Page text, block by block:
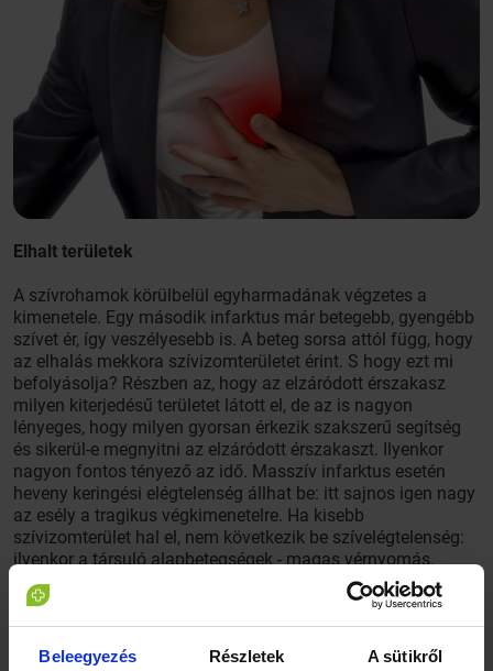
Beleegyezés Részletek A sütikről
Elhalt területek
A szívrohamok körülbelül egyharmadának végzetes a
kimenetele. Egy második infarktus már betegebb, gyengébb
szívet ér, így veszélyesebb is. A beteg sorsa attól függ, hogy
az elhalás mekkora szívizomterületet érint. S hogy ezt mi
befolyásolja? Részben az, hogy az elzáródott érszakasz
milyen kiterjedésű területet látott el, de az is nagyon
lényeges, hogy milyen gyorsan érkezik szakszerű segítség
és sikerül-e megnyitni az elzáródott érszakaszt. Ilyenkor
nagyon fontos tényező az idő. Masszív infarktus esetén
heveny keringési elégtelenség állhat be: itt sajnos igen nagy
az esély a tragikus végkimenetelre. Ha kisebb
szívizomterület hal el, nem következik be szívelégtelenség:
ilyenkor a társuló alapbetegségek - magas vérnyomás,
diabétesz, magas koleszterinszint stb. - függvénye, milyen
lesz szívroham prognózisa. Az ismétlődő, kisebb
infarktusok következménye az lesz, hogy elfogynak a
működő izomsejtek, és egy idő után keringési elégtelenség